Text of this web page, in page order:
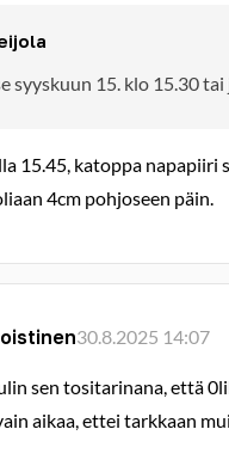
syyskuun 15. klo 15.30
15.45, katoppa napapiiri
4cm pohjoseen päin.
30.8.2025 14:07
sen tositarinana, että
aikaa, ettei tarkkaan